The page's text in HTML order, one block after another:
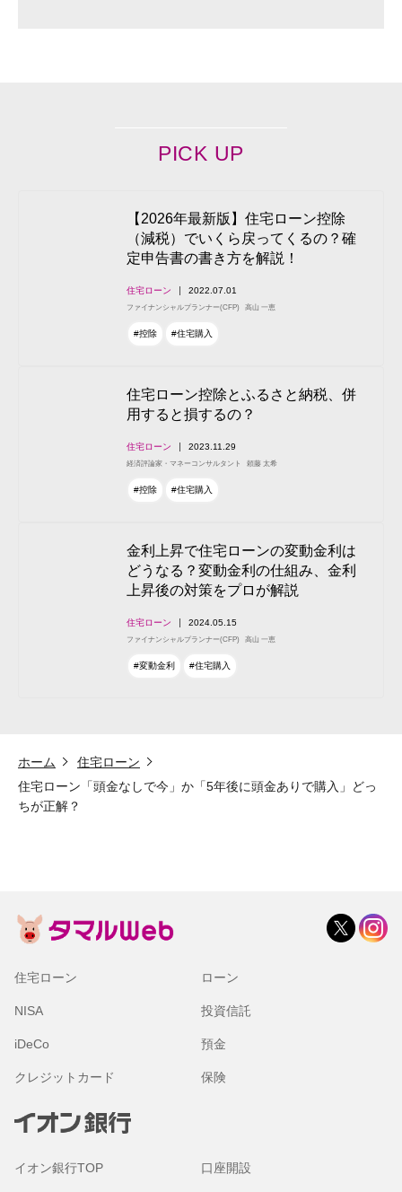
PICK UP
【2026年最新版】住宅ローン控除
（減税）でいくら戻ってくるの？確
定申告書の書き方を解説！
住宅ローン 2022.07.01
ファイナンシャルプランナー(CFP) 高山 一恵
#控除 #住宅購入
住宅ローン控除とふるさと納税、併
用すると損するの？
住宅ローン 2023.11.29
経済評論家・マネーコンサルタント 頼藤 太希
#控除 #住宅購入
金利上昇で住宅ローンの変動金利は
どうなる？変動金利の仕組み、金利
上昇後の対策をプロが解説
住宅ローン 2024.05.15
ファイナンシャルプランナー(CFP) 高山 一恵
#変動金利 #住宅購入
ホーム
住宅ローン
住宅ローン「頭金なしで今」か「5年後に頭金ありで購入」どっ
ちが正解？
住宅ローン ローン
NISA 投資信託
iDeCo 預金
クレジットカード 保険
イオン銀行TOP 口座開設